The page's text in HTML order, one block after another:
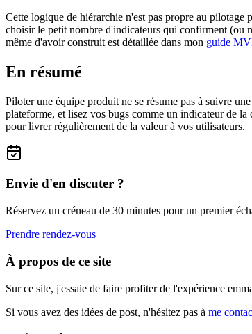
Cette logique de hiérarchie n'est pas propre au
choisir le petit nombre d'indicateurs qui confirment (ou
même d'avoir construit est détaillée dans mon guide
En résumé
Piloter une équipe produit ne se résume pas à suivre
plateforme, et lisez vos bugs comme un indicateur de
pour livrer régulièrement de la valeur à vos utilisateurs.
Envie d'en discuter ?
Réservez un créneau de 30 minutes pour un premier
Prendre rendez-vous
À propos de ce site
Sur ce site, j'essaie de faire profiter de l'expérience
Si vous avez des idées de post, n'hésitez pas à me